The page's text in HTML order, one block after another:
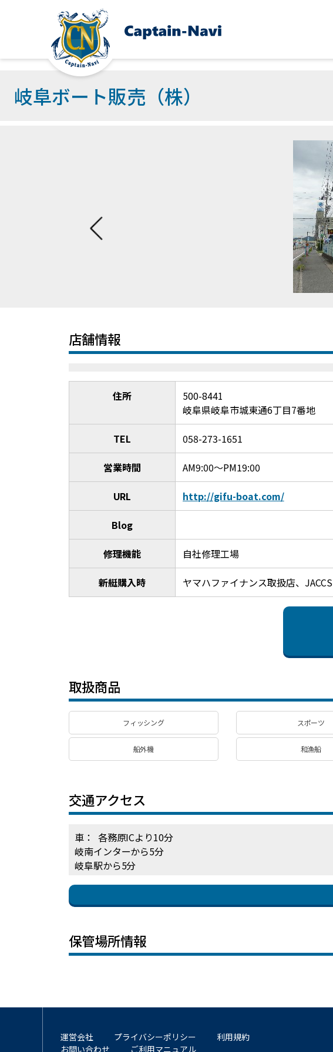
岐阜ボート販売（株）
店舗情報
住所
500-8441
岐阜県岐阜市城東通6丁目7番地
TEL 058-273-1651
営業時間 AM9:00～PM19:00
URL http://gifu-boat.com/
Blog
修理機能 自社修理工場
新艇購入時 ヤマハファイナンス取扱店、JACCS
取扱商品
フィッシング スポーツ
船外機 和漁船
交通アクセス
車： 各務原ICより10分
岐南インターから5分
岐阜駅から5分
保管場所情報
運営会社 プライバシーポリシー
利用規約
お問い合わせ
ご利用マニュアル